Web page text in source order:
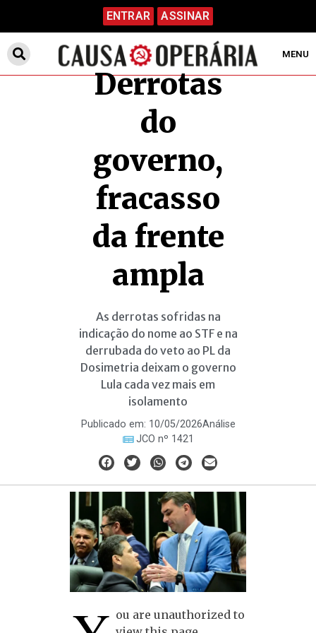
ENTRAR ASSINAR
MENU
Derrotas
do
governo,
fracasso
da frente
ampla
As derrotas sofridas na
indicação do nome ao STF e na
derrubada do veto ao PL da
Dosimetria deixam o governo
Lula cada vez mais em
isolamento
Publicado em: 10/05/2026Análise
JCO nº 1421
ou are unauthorized to